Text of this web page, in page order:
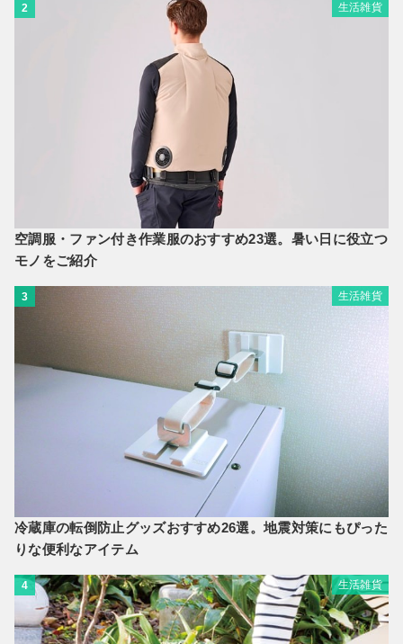
2 生活雑貨
空調服・ファン付き作業服のおすすめ23選。暑い日に役立つ
モノをご紹介
3 生活雑貨
冷蔵庫の転倒防止グッズおすすめ26選。地震対策にもぴった
りな便利なアイテム
4 生活雑貨